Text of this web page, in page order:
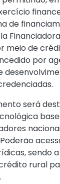
de
meio de
por
será
sendo
rural